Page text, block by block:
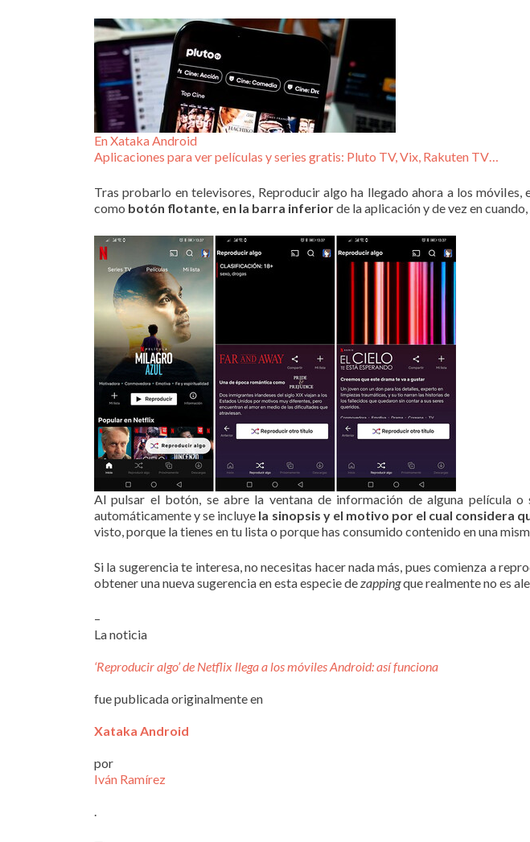
En Xataka Android
Aplicaciones para ver películas y series gratis: Pluto TV, Vix, Rakuten TV…
Tras probarlo en televisores, Reproducir algo ha llegado ahora a los
como botón flotante, en la barra inferiorde la aplicación y de vez en
Al pulsar el botón, se abre la ventana de información de alguna película
automáticamente y se incluye la sinopsis y el motivo por el cual considera
visto, porque la tienes en tu lista o porque has consumido contenido en una
Si la sugerencia te interesa, no necesitas hacer nada más, pues comienza a
obtener una nueva sugerencia en esta especie dezappingque realmente no es
–
La noticia
‘Reproducir algo’ de Netflix llega a los móviles Android: así funciona
fue publicada originalmente en
Xataka Android
por
Iván Ramírez
.